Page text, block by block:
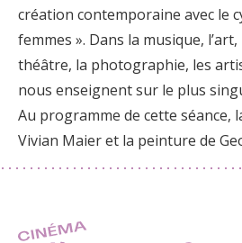
création contemporaine avec le
femmes ». Dans la musique,
théâtre, la photographie, les
nous enseignent sur le plus
Au programme de cette séance,
Vivian Maier et la peinture de